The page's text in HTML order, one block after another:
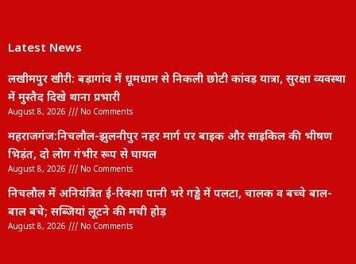
Latest News
लखीमपुर खीरी: बड़ागांव में धूमधाम से निकली छोटी कांवड़ यात्रा, सुरक्षा व्यवस्था
में मुस्तैद दिखे थाना प्रभारी
August 8, 2026 No Comments
महराजगंज:निचलौल-झुलनीपुर नहर मार्ग पर बाइक और साइकिल की भीषण
भिड़ंत, दो लोग गंभीर रूप से घायल
August 8, 2026 No Comments
निचलौल में अनियंत्रित ई-रिक्शा पानी भरे गड्ढे में पलटा, चालक व बच्चे बाल-
बाल बचे; सब्जियां लूटने की मची होड़
August 8, 2026 No Comments